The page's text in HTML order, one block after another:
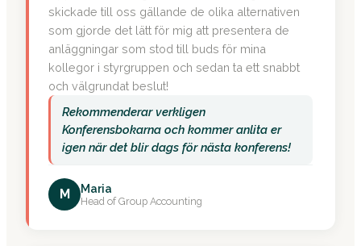
skickade till oss gällande de olika alternativen
som gjorde det lätt för mig att presentera de
anläggningar som stod till buds för mina
kollegor i styrgruppen och sedan ta ett snabbt
och välgrundat beslut!
Rekommenderar verkligen
Konferensbokarna och kommer anlita er
igen när det blir dags för nästa konferens!
M Maria
Head of Group Accounting